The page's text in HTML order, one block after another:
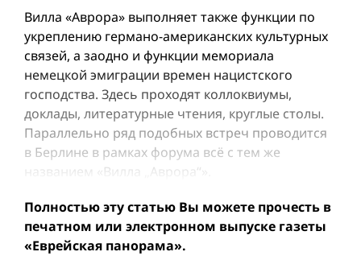
Вилла «Аврора» выполняет также функции по
укреплению германо-американских культурных
связей, а заодно и функции мемориала
немецкой эмиграции времен нацистского
господства. Здесь проходят коллоквиумы,
доклады, литературные чтения, круглые столы.
Параллельно ряд подобных встреч проводится
в Берлине в рамках форума всё с тем же
названием «Вилла „Аврора“».
Полностью эту статью Вы можете прочесть в
печатном или электронном выпуске газеты
«Еврейская панорама».